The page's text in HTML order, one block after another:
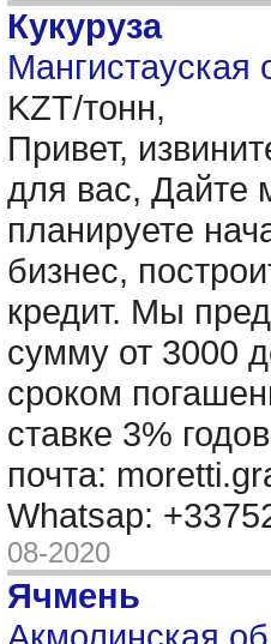
Кукуруза
KZT/тонн,
Привет,
для вас, Дайте
планируете
бизнес,
кредит. Мы
сумму от 3000
сроком
ставке 3%
почта:
Whatsap:
08-2020
Ячмень